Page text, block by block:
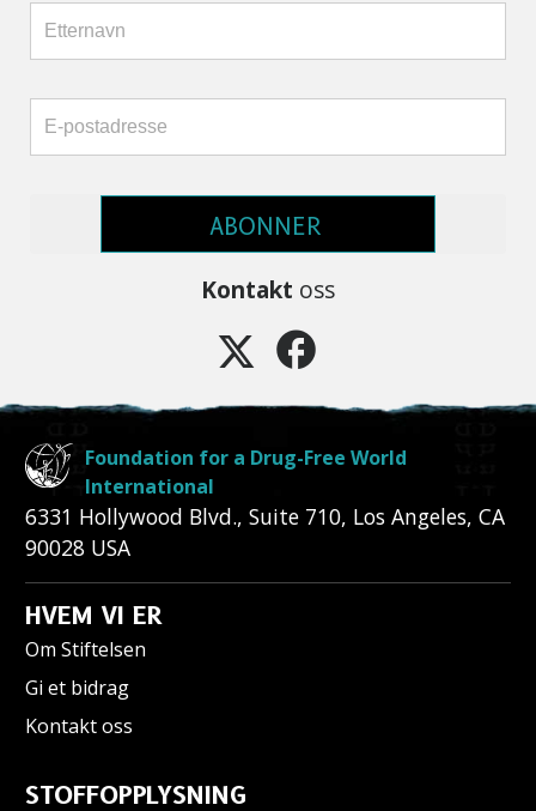
ABONNER
Kontakt oss
Foundation for a Drug-Free World
International
6331 Hollywood Blvd., Suite 710, Los Angeles, CA
90028 USA
HVEM VI ER
Om Stiftelsen
Gi et bidrag
Kontakt oss
STOFFOPPLYSNING